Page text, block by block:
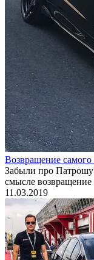
Возвращение
Забыли про
смысле
11.03.2019